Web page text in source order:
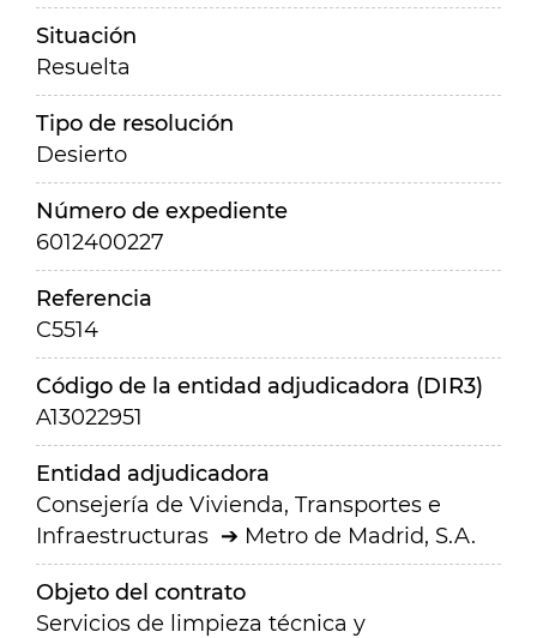
Situación
Resuelta
Tipo de resolución
Desierto
Número de expediente
6012400227
Referencia
C5514
Código de la entidad adjudicadora (DIR3)
A13022951
Entidad adjudicadora
Consejería de Vivienda, Transportes e
Infraestructuras
Metro de Madrid, S.A.
Objeto del contrato
Servicios de limpieza técnica y